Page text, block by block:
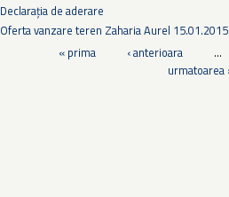
Declarația de aderare
Oferta vanzare teren Zaharia Aurel 15.01.2015
« prima ‹ anterioara
…
urmatoarea